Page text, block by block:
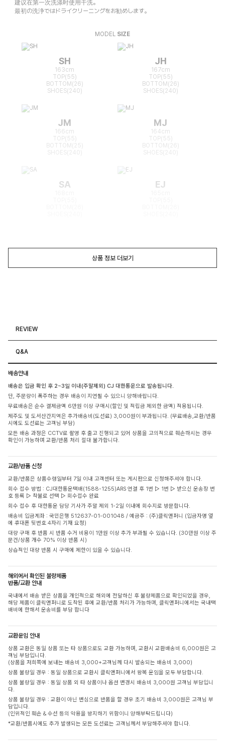
建议在第一次洗涤时使用干洗。
最初の洗浄ではドライクリーニングをお勧めします。
MODEL SIZE
SH
163cm
TOP(55)
BOTTOM(26)
SHOES(240)
JH
167cm
TOP(55)
BOTTOM(26)
SHOES(240)
JM
166cm
TOP(55)
BOTTOM(25)
MJ
164cm
TOP(55)
BOTTOM(26)
SA EJ
상품 정보 더보기
REVIEW
Q&A
배송안내
배송은 입금 확인 후 2~3일 이내(주말제외) CJ 대한통운으로 발송됩니다.
단, 주문량이 폭주하는 경우 배송이 지연될 수 있으니 양해바랍니다.
무료배송은 순수 결제금액 6만원 이상 구매시(할인 및 적립금 제외한 금액) 적용됩니다.
제주도 및 도서산간지역은 추가배송비(도선료) 3,000원이 부과됩니다. (무료배송,교환/반품
시에도 도선료는 고객님 부담)
모든 배송 과정은 CCTV로 촬영 후 출고 진행되고 있어 상품을 고의적으로 훼손하시는 경우
확인이 가능하며 교환/반품 처리 절대 불가합니다.
교환/반품 신청
교환/반품은 상품수령일부터 7일 이내 고객센터 또는 게시판으로 신청해주셔야 합니다.
회수 접수 방법 : CJ대한통운택배(1588-1255)ARS 연결 후 1번 ▷ 1번 ▷ 받으신 운송장 번
호 등록 ▷ 착불로 선택 ▷ 회수접수 완료
회수 접수 후 대한통운 담당 기사가 주말 제외 1-2일 이내에 회수지로 방문합니다.
배송비 입금계좌 : 국민은행 512637-01-001048 / 예금주 : (주)클릭앤퍼니 (입금자명 옆
에 휴대폰 뒷번호 4자리 기재 요청)
대량 구매 후 반품 시 반품 수거 비용이 1만원 이상 추가 부과될 수 있습니다. (30만원 이상 주
문건/상품 개수 70% 이상 반품 시)
상습적인 대량 반품 시 구매에 제한이 있을 수 있습니다.
해외에서 확인된 불량제품
반품/교환 안내
국내에서 배송 받은 상품을 개인적으로 해외에 전달하신 후 불량제품으로 확인되었을 경우,
해당 제품이 클릭앤퍼니로 도착된 후에 교환/반품 처리가 가능하며, 클릭앤퍼니에서는 국내택
배비에 한해서 운송비를 부담 합니다
교환운임 안내
상품 교환은 동일 상품 또는 타 상품으로도 교환 가능하며, 교환시 교환배송비 6,000원은 고
객님 부담입니다.
(상품을 저희쪽에 보내는 배송비 3,000+고객님께 다시 발송되는 배송비 3,000)
상품 불량일 경우 : 동일 상품으로 교환시 클릭앤퍼니에서 왕복 운임을 모두 부담합니다.
상품 불량일 경우 : 동일 상품 외 타 상품이나 옵션 변경시 배송비 3,000원 고객님 부담입니
다.
상품 불량일 경우 : 교환이 아닌 변심으로 반품을 할 경우 초기 배송비 3,000원은 고객님 부
담입니다.
(인위적인 훼손 & 수선 등의 악용을 방지하기 위함이니 양해부탁드립니다)
*교환/반품시에도 추가 발생되는 모든 도선료는 고객님께서 부담해주셔야 합니다.